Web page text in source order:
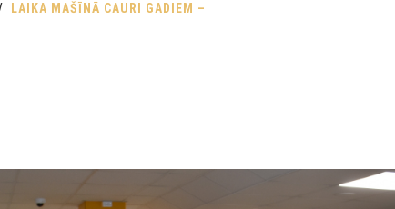
LAIKA MAŠĪNĀ CAURI GADIEM –